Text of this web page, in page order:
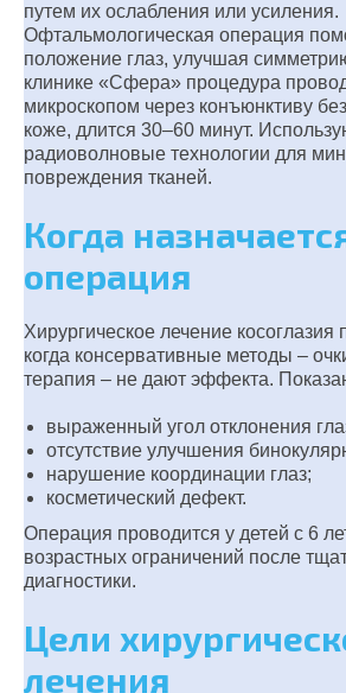
путем их ослабления или усиления.
Офтальмологическая операция
положение глаз, улучшая
клинике «Сфера» процедура
микроскопом через конъюнктиву
коже, длится 30–60 минут.
радиоволновые технологии для
повреждения тканей.
Когда
операция
Хирургическое лечение косоглазия
когда консервативные методы –
терапия – не дают эффекта.
выраженный угол отклонения
отсутствие улучшения
нарушение координации глаз;
косметический дефект.
Операция проводится у детей с 6
возрастных ограничений после
диагностики.
Цели
лечения